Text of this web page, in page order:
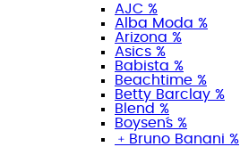
AJC %
Alba Moda %
Arizona %
Asics %
Babista %
Beachtime %
Betty Barclay %
Blend %
Boysen´s %
﹢ Bruno Banani %